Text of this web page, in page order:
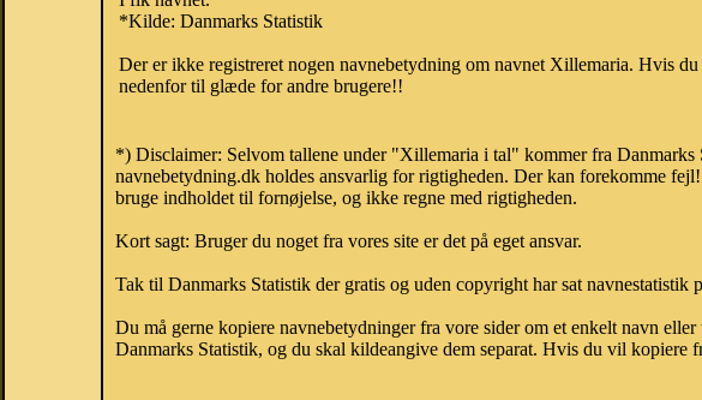
*Kilde: Danmarks Statistik
Der er ikke registreret nogen navnebetydning om navnet Xillemaria. Hvis
nedenfor til glæde for andre brugere!!
*) Disclaimer: Selvom tallene under "Xillemaria i tal" kommer fra
navnebetydning.dk holdes ansvarlig for rigtigheden. Der kan forekomme
bruge indholdet til fornøjelse, og ikke regne med rigtigheden.
Kort sagt: Bruger du noget fra vores site er det på eget ansvar.
Tak til Danmarks Statistik der gratis og uden copyright har sat
Du må gerne kopiere navnebetydninger fra vore sider om et enkelt navn
Danmarks Statistik, og du skal kildeangive dem separat. Hvis du vil